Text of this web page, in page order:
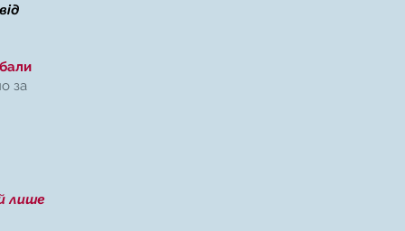
за
лише